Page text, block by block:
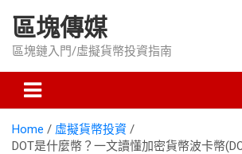
content
區塊傳媒
區塊鏈入門/虛擬貨幣投資指南
Home
虛擬貨幣投資
DOT是什麼幣？一文讀懂加密貨幣波卡幣